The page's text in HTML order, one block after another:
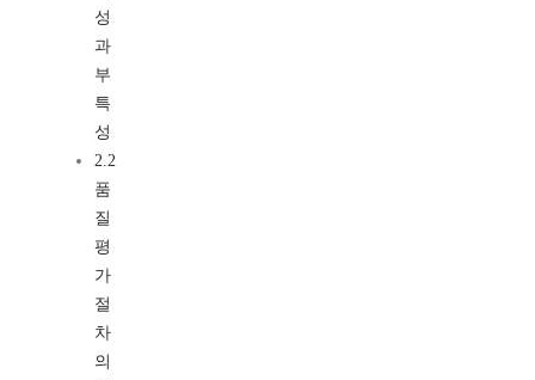
성
과
부
특
성
2.2
품
질
평
가
절
차
의